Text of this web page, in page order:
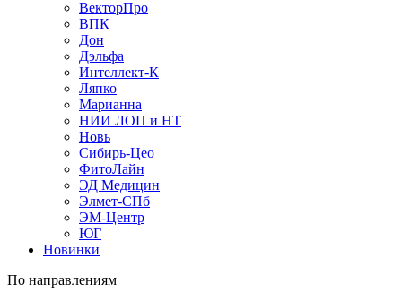
ВекторПро
ВПК
Дон
Дэльфа
Интеллект-К
Ляпко
Марианна
НИИ ЛОП и НТ
Новь
Сибирь-Цео
ФитоЛайн
ЭД Медицин
Элмет-СПб
ЭМ-Центр
ЮГ
Новинки
По направлениям